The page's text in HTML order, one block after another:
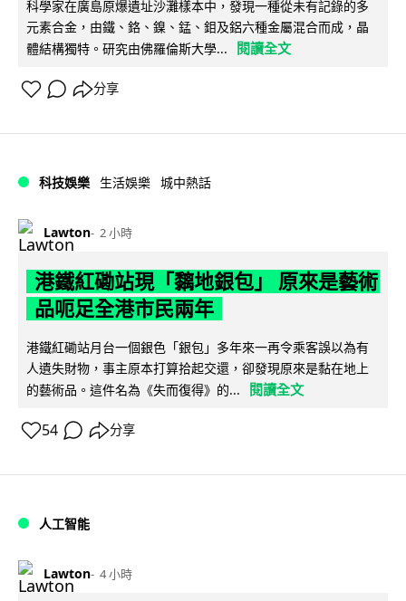
科學家在廣島原爆遺址沙灘樣本中，發現一種從未有記錄的多
元素合金，由鐵、鉻、鎳、錳、鉬及鋁六種金屬混合而成，晶
體結構獨特。研究由佛羅倫斯大學...
閱讀全文
分享
科技娛樂 生活娛樂 城中熱話
Lawton 2 小時
港鐵紅磡站現「黐地銀包」 原來是藝術
品呃足全港市民兩年
港鐵紅磡站月台一個銀色「銀包」多年來一再令乘客誤以為有
人遺失財物，事主原本打算拾起交還，卻發現原來是黏在地上
的藝術品。這件名為《失而復得》的...
閱讀全文
54 分享
人工智能
Lawton 4 小時